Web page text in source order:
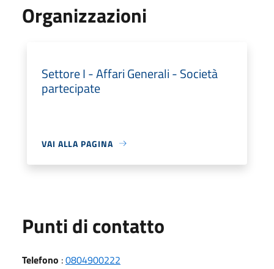
Organizzazioni
Settore I - Affari Generali - Società
partecipate
VAI ALLA PAGINA
Punti di contatto
Telefono :0804900222